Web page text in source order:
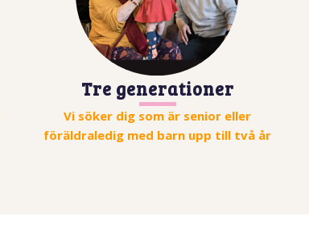
Tre generationer
Vi söker dig som är senior eller
föräldraledig med barn upp till två år